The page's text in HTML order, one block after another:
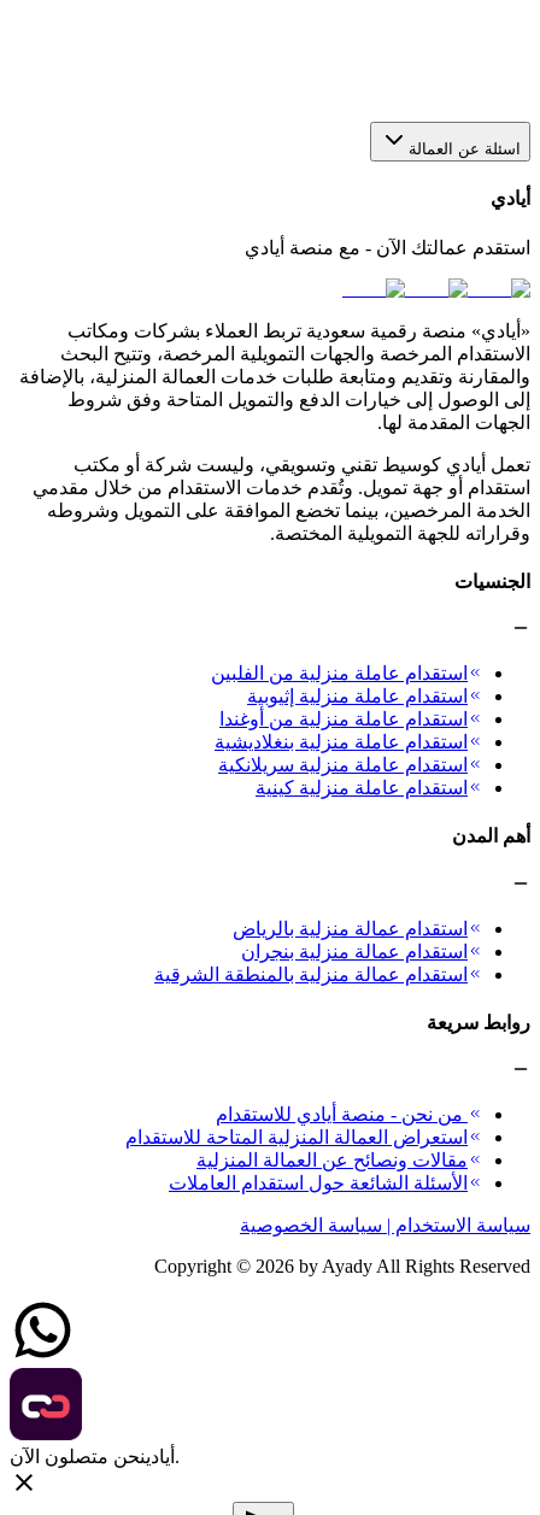
اسئلة عن العمالة
أيادي
استقدم عمالتك الآن - مع منصة أيادي
«أيادي» منصة رقمية سعودية تربط العملاء بشركات ومكاتب
الاستقدام المرخصة والجهات التمويلية المرخصة، وتتيح البحث
والمقارنة وتقديم ومتابعة طلبات خدمات العمالة المنزلية، بالإضافة
إلى الوصول إلى خيارات الدفع والتمويل المتاحة وفق شروط
الجهات المقدمة لها.
تعمل أيادي كوسيط تقني وتسويقي، وليست شركة أو مكتب
استقدام أو جهة تمويل. وتُقدم خدمات الاستقدام من خلال مقدمي
الخدمة المرخصين، بينما تخضع الموافقة على التمويل وشروطه
وقراراته للجهة التمويلية المختصة.
الجنسيات
استقدام عاملة منزلية من الفلبين
استقدام عاملة منزلية إثيوبية
استقدام عاملة منزلية من أوغندا
استقدام عاملة منزلية بنغلاديشية
استقدام عاملة منزلية سريلانكية
استقدام عاملة منزلية كينية
أهم المدن
استقدام عمالة منزلية بالرياض
استقدام عمالة منزلية بنجران
استقدام عمالة منزلية بالمنطقة الشرقية
روابط سريعة
من نحن - منصة أيادي للاستقدام
استعراض العمالة المنزلية المتاحة للاستقدام
مقالات ونصائح عن العمالة المنزلية
الأسئلة الشائعة حول استقدام العاملات
سياسة الاستخدام | سياسة الخصوصية
Copyright © 2026 by Ayady All Rights Reserved
أيادي نحن متصلون الآن.